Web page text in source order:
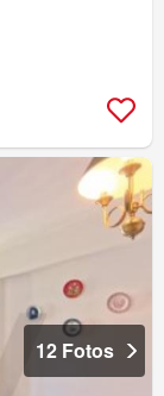
12 Fotos